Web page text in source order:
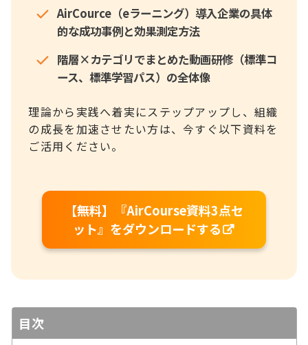
AirCource（eラーニング）導入企業の具体
的な成功事例と効果測定方法
階層×カテゴリでまとめた動画研修（標準コ
ース、標準学習パス）の全体像
理論から実践へ着実にステップアップし、組織
の成長を加速させたい方は、今すぐ以下資料を
ご活用ください。
【無料】『AirCourse資料3点セ
ット』をダウンロードする
目次